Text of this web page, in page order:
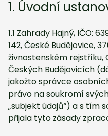
1. Úvodní
1.1 Zahrady Hajný, IČO:
142, České Budějovice,
živnostenském rejstříku,
Českých Budějovicích
jakožto správce
právo na soukromí
„subjekt údajů“) a s tím
přijala tyto zásady